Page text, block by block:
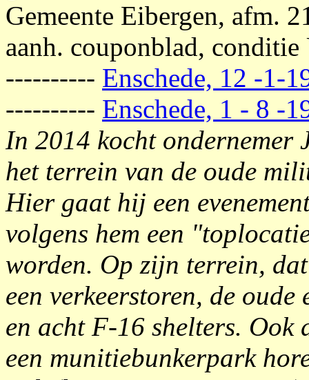
Gemeente Eibergen, afm.
aanh. couponblad,
---------- Enschede, 12 -1-
---------- Enschede, 1 - 8 -
In 2014 kocht
het terrein van de oude
Hier gaat hij een
volgens hem een
worden. Op zijn terrein,
een verkeerstoren, de
en acht F-16 shelters. Ook
een munitiebunkerpark